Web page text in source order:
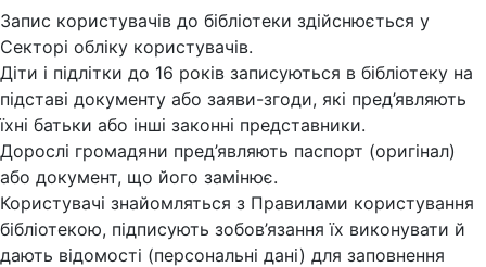
Запис користувачів до бібліотеки здійснюється у
Секторі обліку користувачів.
Діти і підлітки до 16 років записуються в бібліотеку на
підставі документу або заяви-згоди, які пред’являють
їхні батьки або інші законні представники.
Дорослі громадяни пред’являють паспорт (оригінал)
або документ, що його замінює.
Користувачі знайомляться з Правилами користування
бібліотекою, підписують зобов’язання їх виконувати й
дають відомості (персональні дані) для заповнення